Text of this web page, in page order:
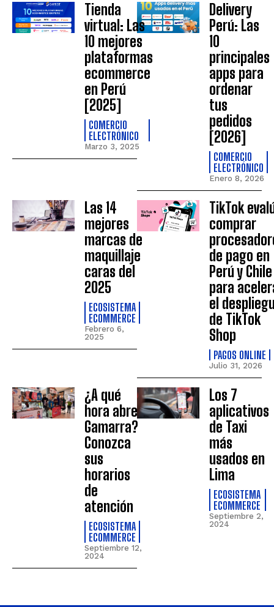
Tienda
virtual: Las
10 mejores
plataformas
ecommerce
en Perú
[2025]
COMERCIO
ELECTRÓNICO
Marzo 3, 2025
Delivery
Perú: Las
10
principales
apps para
ordenar
tus
pedidos
[2026]
COMERCIO
ELECTRÓNICO
Enero 8, 2026
Las 14
mejores
marcas de
maquillaje
caras del
2025
ECOSISTEMA
ECOMMERCE
Febrero 6,
2025
TikTok
comprar
de pago en
Perú y Chile
para
el
de TikTok
Shop
PAGOS ONLINE
Julio 31, 2026
¿A qué
hora abre
Gamarra?
Conozca
sus
horarios
de
atención
ECOSISTEMA
ECOMMERCE
Septiembre 12,
2024
Los 7
aplicativos
de Taxi
más
usados en
Lima
ECOSISTEMA
ECOMMERCE
Septiembre 2,
2024